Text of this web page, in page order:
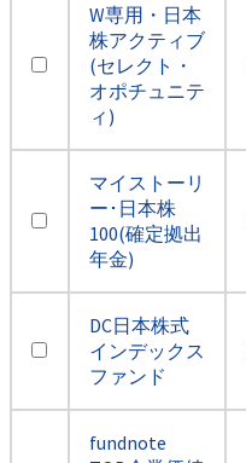
W専用・日本
株アクティブ
(セレクト・
オポチュニテ
ィ)
マイストーリ
ー･日本株
100(確定拠出
年金)
DC日本株式
インデックス
ファンド
fundnote